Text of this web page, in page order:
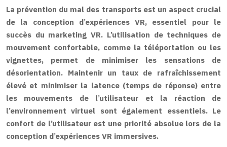
La prévention du mal des transports est un aspect crucial
de la conception d’expériences VR, essentiel pour le
succès du marketing VR. L’utilisation de techniques de
mouvement confortable, comme la téléportation ou les
vignettes, permet de minimiser les sensations de
désorientation. Maintenir un taux de rafraîchissement
élevé et minimiser la latence (temps de réponse) entre
les mouvements de l’utilisateur et la réaction de
l’environnement virtuel sont également essentiels. Le
confort de l’utilisateur est une priorité absolue lors de la
conception d’expériences VR immersives.